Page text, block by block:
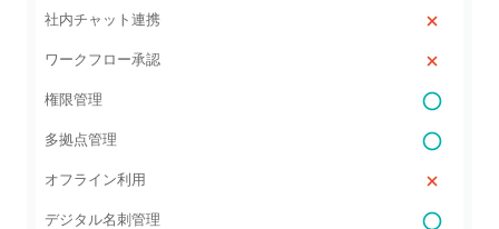
社内チャット連携
ワークフロー承認
権限管理
多拠点管理
オフライン利用
デジタル名刺管理